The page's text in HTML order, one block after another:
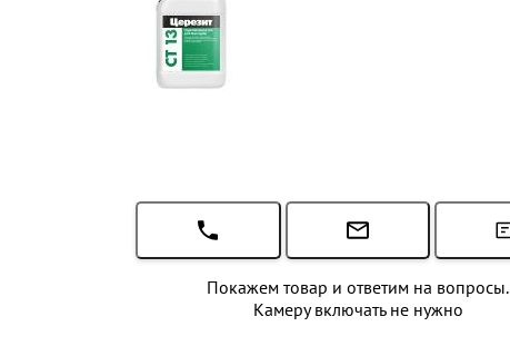
Покажем товар и ответим на вопросы.
Камеру включать не нужно